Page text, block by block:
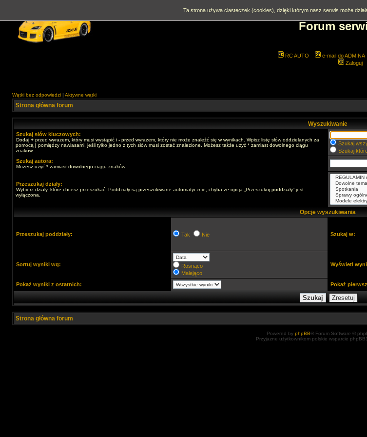
Forum
RC AUTO e-mail do ADMINA
Zaloguj
Wątki bez odpowiedzi | Aktywne wątki
Strona główna forum
Wyszukiwanie
Szukaj słów kluczowych:
Dodaj + przed wyrazem, który musi wystąpić i - przed wyrazem, który nie może znaleźć się w wynikach. Wpisz listę słów oddzielanych za
pomocą | pomiędzy nawiasami, jeśli tylko jedno z tych słów musi zostać znalezione. Możesz także użyć * zamiast dowolnego ciągu
znaków.
Szukaj
Szukaj
Szukaj autora:
Możesz użyć * zamiast dowolnego ciągu znaków.
Przeszukaj działy:
Wybierz działy, które chcesz przeszukać. Poddziały są przeszukiwane automatycznie, chyba że opcja „Przeszukuj poddziały” jest
wyłączona.
Opcje wyszukiwania
Przeszukaj poddziały: Tak Nie Szukaj w:
Sortuj wyniki wg:
Rosnąco
Malejąco
Wyświetl
Pokaż wyniki z ostatnich: Pokaż
Strona główna forum
Powered by phpBB® Forum Software ©
Przyjazne użytkownikom polskie wsparcie
Ta strona używa ciasteczek (cookies), dzięki którym nasz serwis może